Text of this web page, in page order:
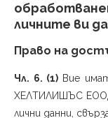
личните ви
Право на
Чл. 6. (1) Вие
ХЕЛТИЛИШЪС
лични данни,